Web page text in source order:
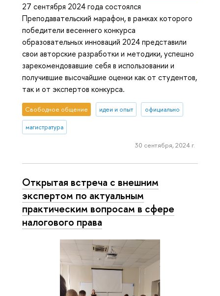
27 сентября 2024 года состоялся
Преподавательский марафон, в рамках которого
победители весеннего конкурса
образовательных инноваций 2024 представили
свои авторские разработки и методики, успешно
зарекомендовавшие себя в использовании и
получившие высочайшие оценки как от студентов,
так и от экспертов конкурса.
Свободное общение идеи и опыт официально
магистратура
30 сентября, 2024 г.
Открытая встреча с внешним
экспертом по актуальным
практическим вопросам в сфере
налогового права